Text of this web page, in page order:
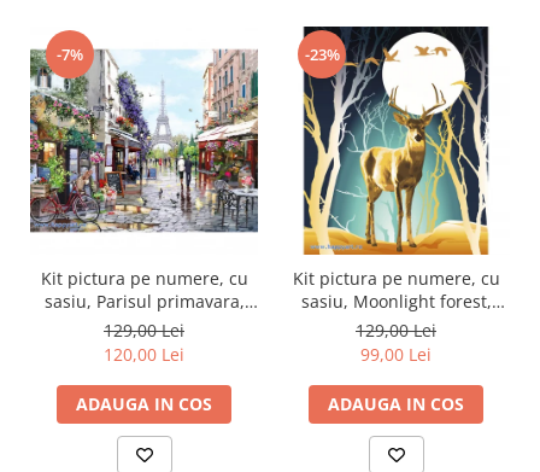
-7%
Kit pictura pe numere, cu
sasiu, Parisul primavara,
40X50 cm, 30 culori, nivel
avansat, MG2206
129,00 Lei
120,00 Lei
ADAUGA IN COS
-23%
Kit pictura pe numere, cu
sasiu, Moonlight forest,
40X50 cm, 30 culori, nivel
avansat, MG2432
129,00 Lei
99,00 Lei
ADAUGA IN COS